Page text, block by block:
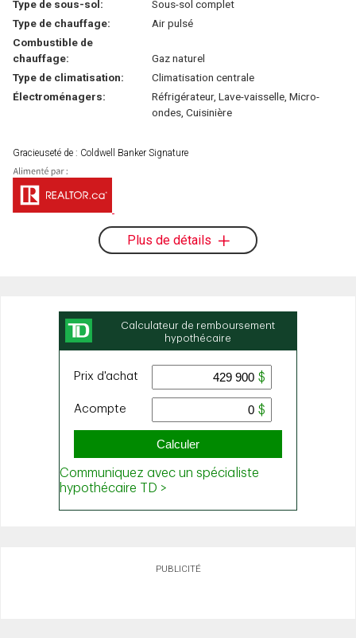
Type de sous-sol:
Sous-sol complet
Type de chauffage:
Air pulsé
Combustible de
chauffage:
Gaz naturel
Type de climatisation:
Climatisation centrale
Électroménagers:
Réfrigérateur, Lave-vaisselle, Micro-
ondes, Cuisinière
Gracieuseté de : Coldwell Banker Signature
Plus de détails
PUBLICITÉ